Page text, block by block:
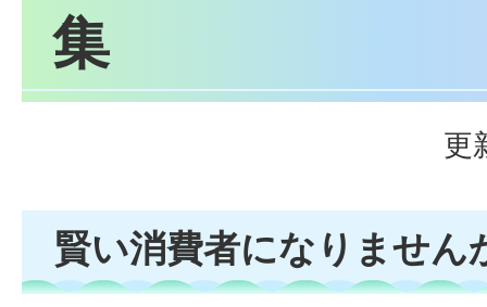
集
更
賢い消費者になりません